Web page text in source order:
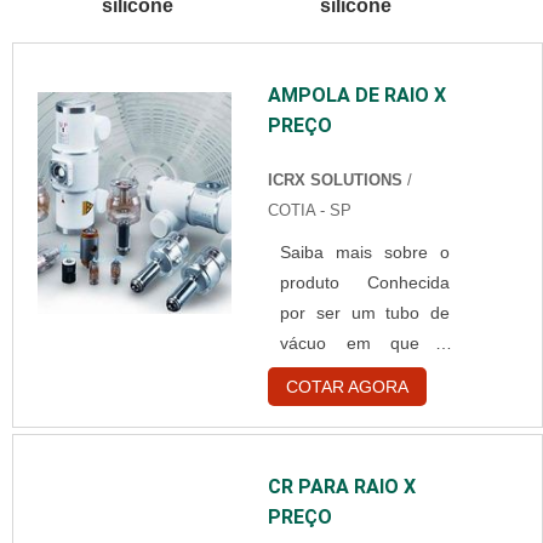
BRANCA
touca branca
descartável em uma
comprometida com
seus serviços,
consegue encontrar o
site da Best Fabril. É
possível encontrar
capote hospitalar
descartável e gorr...
silicone
silicone
AMPOLA DE RAIO X
PREÇO
ICRX SOLUTIONS /
COTIA - SP
Saiba mais sobre o
produto Conhecida
por ser um tubo de
vácuo em que a
energia elétrica é
convertida em raio x,
a ampola para raio x
material de vidro ou
de quartzo. O produto
COTAR AGORA
CR PARA RAIO X
PREÇO